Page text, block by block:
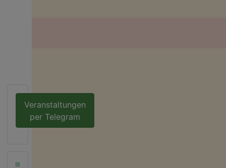
Veranstaltungen
per Telegram